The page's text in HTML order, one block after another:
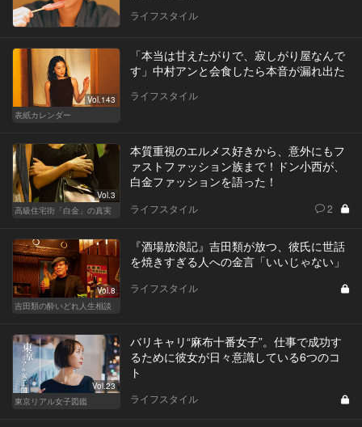
ライフスタイル
Vol.143
表紙カレンダー
「本当は甘えたがりで、寂しがり屋なんで
す」中村アンと会食したら本音が漏れ出た
ライフスタイル
Vol.3
高級住宅街「白金」の真実
本質重視のエルメス好きから、意外にもフ
ァストファッション族まで！ドン小西が、
白金ファッションを語った！
ライフスタイル 2
Vol.8
吉田類の酔いどれ人生相談
『酒場放浪記』吉田類が放つ、彼氏に世話
を焼きすぎる人への金言「いいじゃない」
ライフスタイル
Vol.23
東京リアル女子図鑑
バリキャリ“麻布十番女子”。仕事で成功す
るために彼女が日々意識している6つのコ
ト
ライフスタイル